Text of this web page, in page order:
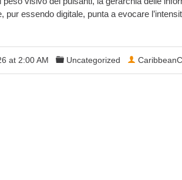
pur essendo digitale, punta a evocare
at 2:00 AM Uncategorized